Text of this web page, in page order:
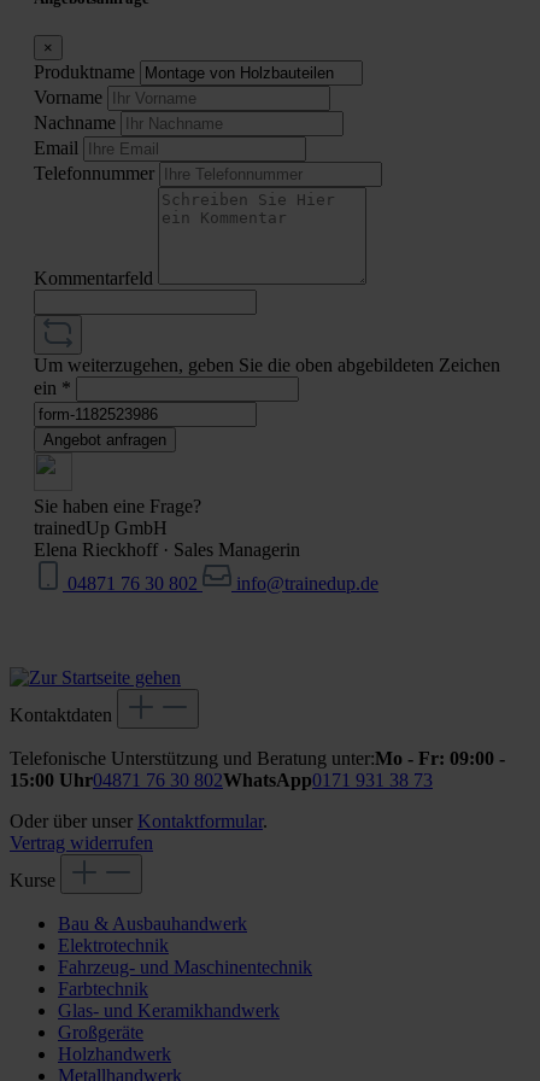
×
Produktname
Vorname
Nachname
Email
Telefonnummer
Kommentarfeld
Um weiterzugehen, geben Sie die oben abgebildeten Zeichen
ein *
Angebot anfragen
Sie haben eine Frage?
trainedUp GmbH
Elena Rieckhoff · Sales Managerin
04871 76 30 802
info@trainedup.de
Kontaktdaten
Telefonische Unterstützung und Beratung unter:Mo - Fr: 09:00 -
15:00 Uhr04871 76 30 802WhatsApp0171 931 38 73
Oder über unser Kontaktformular.
Vertrag widerrufen
Kurse
Bau & Ausbauhandwerk
Elektrotechnik
Fahrzeug- und Maschinentechnik
Farbtechnik
Glas- und Keramikhandwerk
Großgeräte
Holzhandwerk
Metallhandwerk